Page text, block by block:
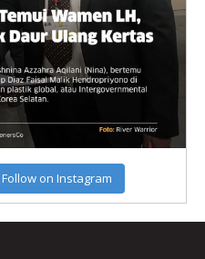
Follow on Instagram